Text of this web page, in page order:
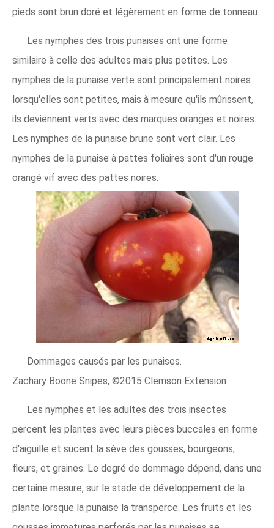
pieds sont brun doré et légèrement en forme de tonneau.
Les nymphes des trois punaises ont une forme
similaire à celle des adultes mais plus petites. Les
nymphes de la punaise verte sont principalement noires
lorsqu'elles sont petites, mais à mesure qu'ils mûrissent,
ils deviennent verts avec des marques oranges et noires.
Les nymphes de la punaise brune sont vert clair. Les
nymphes de la punaise à pattes foliaires sont d'un rouge
orangé vif avec des pattes noires.
Dommages causés par les punaises.
Zachary Boone Snipes, ©2015 Clemson Extension
Les nymphes et les adultes des trois insectes
percent les plantes avec leurs pièces buccales en forme
d'aiguille et sucent la sève des gousses, bourgeons,
fleurs, et graines. Le degré de dommage dépend, dans une
certaine mesure, sur le stade de développement de la
plante lorsque la punaise la transperce. Les fruits et les